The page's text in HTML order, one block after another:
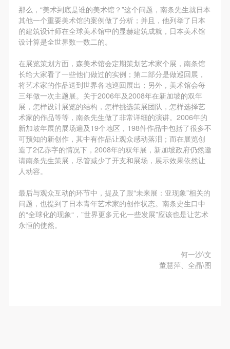
那么，“美术到底是谁的美术馆？”这个问题，南条先生就日本
其他一个重要美术馆的案例做了分析；并且，他列举了日本
的建筑设计师在全球美术馆中的显赫建筑成就，日本美术馆
设计算是全世界数一数二的。
在展览策划方面，森美术馆会定期策划艺术家个展，南条馆
长给大家看了一些他们做过的实例；第二部分是做巡回展，
将艺术家的作品送到世界各地巡回展出；另外，美术馆会每
三年做一次主题展。关于2006年及2008年在新加坡的双年
展，怎样设计展览的结构，怎样挑选策展团队，怎样选择艺
术家的作品等等，南条先生做了非常详细的演讲。2006年的
新加坡年展的展场遍及19个地区，198件作品中包括了很多不
可预知的新创作，其中有作品让观众感动落泪；而在展览创
造了2亿赤字的情况下，2008年的双年展，新加坡政府仍然邀
请南条先生策展，尽管减少了开支和展场，展示效果依然让
人动容。
最后与观众互动的环节中，提及了跟“未来展：亚现象”相关的
问题，也提到了日本青年艺术家的创作状态。南条史生口中
的“全球化的现象“，”世界更多元化一些发展”应该也是让艺术
永恒的使然。
何一沙\文
董慧萍、全晶\图
衍生品的安全。活动中一旦因个人原因造成美术馆场
地、空间、艺术品、衍生品等受到不同程度的损失、
破坏。活动中任何非事故当事人及美术馆将不承担相
文、组织规定进行协商和赔偿。并追究相应的法律责
任和经济责任。
第六条
参与活动者在参与活动时应当在美术馆工作人员及活
动导师、教师指导下进行，并正确的使用活动中所涉
及到的绘画工具、创作材料及配套设备、设施，若参
与者因个人原因在使用相应绘画工具、创作材料及配
套设备、设施造成个人受伤、伤害他人及造成相应工
当承当相应的全部责任，并主动赔偿相应的经济损
失。活动中任何非事故当事人及美术馆将不承担人身
事故的任何责任。
根据《中华人民共和国广告法》、《中华人民共和国
民法通则》以及 最高人民法院关于贯彻执行 《中华
衍生品的安全。活动中一旦因个人原因造成美术馆场
地、空间、艺术品、衍生品等受到不同程度的损失、
破坏。活动中任何非事故当事人及美术馆将不承担相
文、组织规定进行协商和赔偿。并追究相应的法律责
任和经济责任。
第六条
参与活动者在参与活动时应当在美术馆工作人员及活
动导师、教师指导下进行，并正确的使用活动中所涉
及到的绘画工具、创作材料及配套设备、设施，若参
与者因个人原因在使用相应绘画工具、创作材料及配
套设备、设施造成个人受伤、伤害他人及造成相应工
当承当相应的全部责任，并主动赔偿相应的经济损
失。活动中任何非事故当事人及美术馆将不承担人身
事故的任何责任。
根据《中华人民共和国广告法》、《中华人民共和国
民法通则》以及 最高人民法院关于贯彻执行 《中华
衍生品的安全。活动中一旦因个人原因造成美术馆场
地、空间、艺术品、衍生品等受到不同程度的损失、
破坏。活动中任何非事故当事人及美术馆将不承担相
文、组织规定进行协商和赔偿。并追究相应的法律责
任和经济责任。
第六条
参与活动者在参与活动时应当在美术馆工作人员及活
动导师、教师指导下进行，并正确的使用活动中所涉
及到的绘画工具、创作材料及配套设备、设施，若参
与者因个人原因在使用相应绘画工具、创作材料及配
套设备、设施造成个人受伤、伤害他人及造成相应工
当承当相应的全部责任，并主动赔偿相应的经济损
失。活动中任何非事故当事人及美术馆将不承担人身
事故的任何责任。
根据《中华人民共和国广告法》、《中华人民共和国
民法通则》以及 最高人民法院关于贯彻执行 《中华